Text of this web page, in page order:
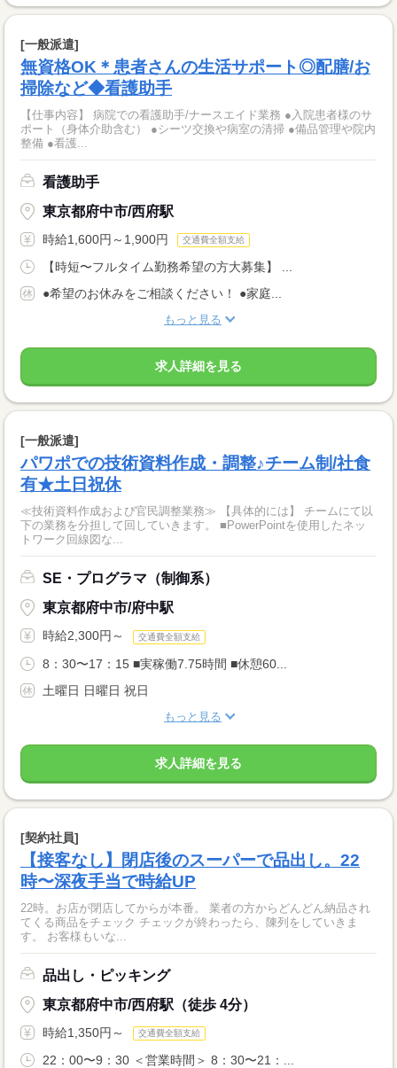
[一般派遣]
無資格OK＊患者さんの生活サポート◎配膳/お
掃除など◆看護助手
【仕事内容】 病院での看護助手/ナースエイド業務 ●入院患者様のサ
ポート（身体介助含む） ●シーツ交換や病室の清掃 ●備品管理や院内
整備 ●看護...
看護助手
東京都府中市/西府駅
時給1,600円～1,900円 交通費全額支給
【時短〜フルタイム勤務希望の方大募集】 ...
●希望のお休みをご相談ください！ ●家庭...
もっと見る
求人詳細を見る
[一般派遣]
パワポでの技術資料作成・調整♪チーム制/社食
有★土日祝休
≪技術資料作成および官民調整業務≫ 【具体的には】 チームにて以
下の業務を分担して回していきます。 ■PowerPointを使用したネッ
トワーク回線図な...
SE・プログラマ（制御系）
東京都府中市/府中駅
時給2,300円～ 交通費全額支給
8：30〜17：15 ■実稼働7.75時間 ■休憩60...
土曜日 日曜日 祝日
もっと見る
求人詳細を見る
[契約社員]
【接客なし】閉店後のスーパーで品出し。22
時〜深夜手当で時給UP
22時。お店が閉店してからが本番。 業者の方からどんどん納品され
てくる商品をチェック チェックが終わったら、陳列をしていきま
す。 お客様もいな...
品出し・ピッキング
東京都府中市/西府駅（徒歩 4分）
時給1,350円～ 交通費全額支給
22：00〜9：30 ＜営業時間＞ 8：30〜21：...